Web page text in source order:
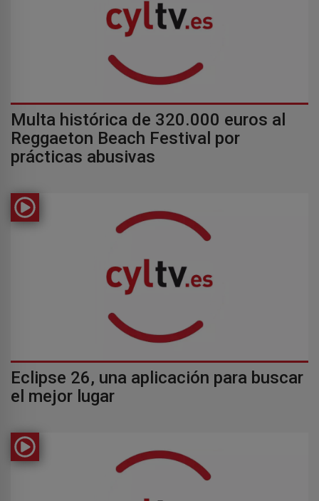
Multa histórica de 320.000 euros al
Reggaeton Beach Festival por
prácticas abusivas
Eclipse 26, una aplicación para buscar
el mejor lugar